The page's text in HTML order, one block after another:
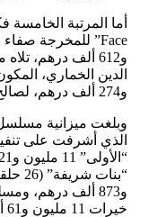
و612 ألف درهم،
وبلغت ميزانية
الذي أشرفت على تنفيذ
و873 ألف درهم،
خيرات 11 مليون و61 ألف درهم.